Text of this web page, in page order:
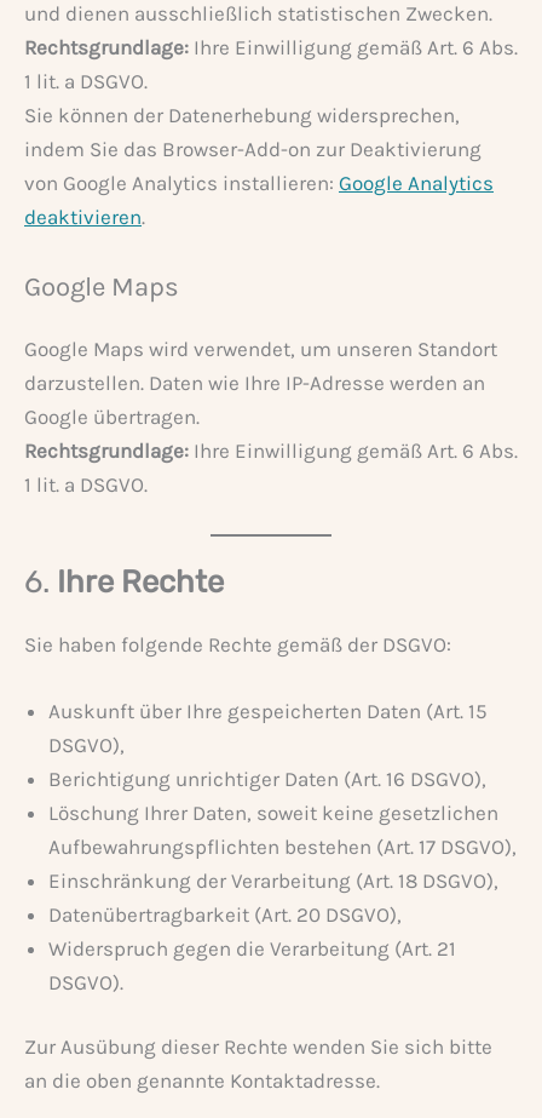
und dienen ausschließlich statistischen Zwecken.
Rechtsgrundlage: Ihre Einwilligung gemäß Art. 6 Abs.
1 lit. a DSGVO.
Sie können der Datenerhebung widersprechen,
indem Sie das Browser-Add-on zur Deaktivierung
von Google Analytics installieren: Google Analytics
deaktivieren.
Google Maps
Google Maps wird verwendet, um unseren Standort
darzustellen. Daten wie Ihre IP-Adresse werden an
Google übertragen.
Rechtsgrundlage: Ihre Einwilligung gemäß Art. 6 Abs.
1 lit. a DSGVO.
6. Ihre Rechte
Sie haben folgende Rechte gemäß der DSGVO:
Auskunft über Ihre gespeicherten Daten (Art. 15
DSGVO),
Berichtigung unrichtiger Daten (Art. 16 DSGVO),
Löschung Ihrer Daten, soweit keine gesetzlichen
Aufbewahrungspflichten bestehen (Art. 17 DSGVO),
Einschränkung der Verarbeitung (Art. 18 DSGVO),
Datenübertragbarkeit (Art. 20 DSGVO),
Widerspruch gegen die Verarbeitung (Art. 21
DSGVO).
Zur Ausübung dieser Rechte wenden Sie sich bitte
an die oben genannte Kontaktadresse.